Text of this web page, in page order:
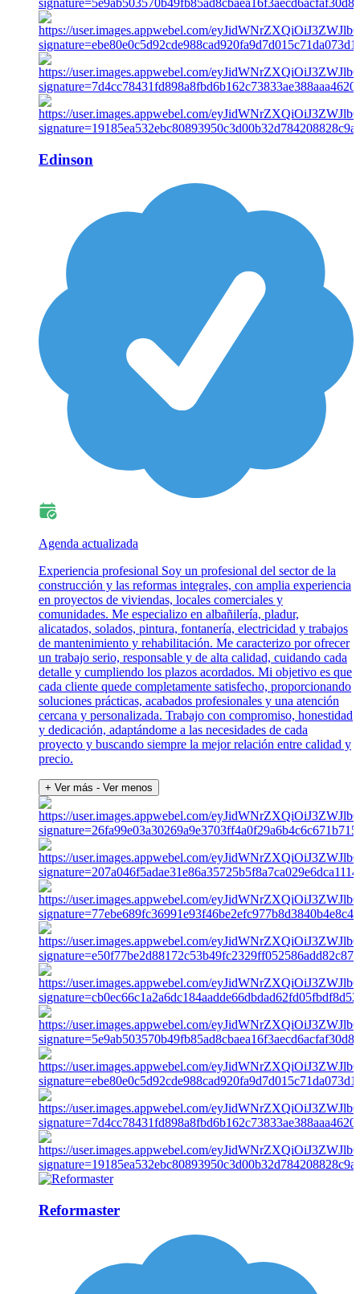
Edinson
Agenda actualizada
Experiencia profesional Soy un profesional del sector de la
construcción y las reformas integrales, con amplia experiencia
en proyectos de viviendas, locales comerciales y
comunidades. Me especializo en albañilería, pladur,
alicatados, solados, pintura, fontanería, electricidad y trabajos
de mantenimiento y rehabilitación. Me caracterizo por ofrecer
un trabajo serio, responsable y de alta calidad, cuidando cada
detalle y cumpliendo los plazos acordados. Mi objetivo es que
cada cliente quede completamente satisfecho, proporcionando
soluciones prácticas, acabados profesionales y una atención
cercana y personalizada. Trabajo con compromiso, honestidad
y dedicación, adaptándome a las necesidades de cada
proyecto y buscando siempre la mejor relación entre calidad y
precio.
+ Ver más - Ver menos
Reformaster